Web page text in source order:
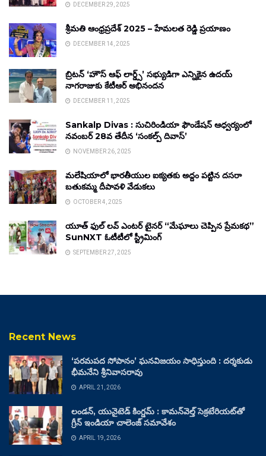
DECEMBER 29, 2025
శ్రీమతి ఆంధ్రప్రదేశ్ 2025 – హేమలత రెడ్డి ప్రయాణం
DECEMBER 14, 2025
బ్రిటన్ ‘హౌస్ ఆఫ్ లార్డ్స్’ సభ్యుడిగా ఎన్నికైన ఉదయ్
నాగరాజుకు కేటీఆర్ అభినందన
DECEMBER 11, 2025
Sankalp Divas : సుచిరిండియా ఫౌండేషన్ ఆధ్వర్యంలో
నవంబర్ 28వ తేదీన ‘సంకల్ప్ దివాస్’
NOVEMBER 26, 2025
మలేషియాలో భారతీయుల ఐక్యతకు అద్దం పట్టిన దసరా
బతుకమ్మ దీపావళి వేడుకలు
OCTOBER 4, 2025
యూత్ ఫుల్ లవ్ ఎంటర్ టైనర్ “మేఘాలు చెప్పిన ప్రేమకథ”
SunNXT ఓటీటీలో స్ట్రీమింగ్
SEPTEMBER 27, 2025
Recent News
‘పరమపద సోపానం’ ఘనవిజయం సాధిస్తుంది : దర్శకుడు
భీమనేని శ్రీనివాసరావు
APRIL 21, 2026
లండన్, యునైటెడ్ కింగ్డమ్ : కామన్‌వెల్త్ సెక్రటేరియట్‌తో
గ్రీన్ ఇండియా చాలెంజ్ సమావేశం
APRIL 19, 2026